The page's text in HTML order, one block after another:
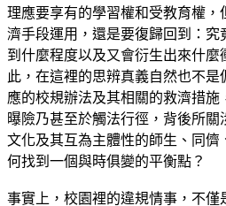
理應要享有的學習權和受教育權
濟手段運用，還是要復歸回到：
到什麼程度以及又會衍生出來什
此，在這裡的思辨真義自然也不
應的校規辦法及其相關的救濟措施
曝險乃甚至於觸法行徑，背後所
文化及其互為主體性的師生、同儕
何找到一個與時俱變的平衡點？
事實上，校園裡的違規情事，不